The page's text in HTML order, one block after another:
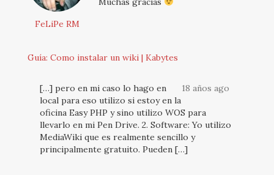
FeLiPe RM
Guía: Como instalar un wiki | Kabytes
18 años ago
[…] pero en mi caso lo hago en
local para eso utilizo si estoy en la
oficina Easy PHP y sino utilizo WOS para
llevarlo en mi Pen Drive. 2. Software: Yo utilizo
MediaWiki que es realmente sencillo y
principalmente gratuito. Pueden […]